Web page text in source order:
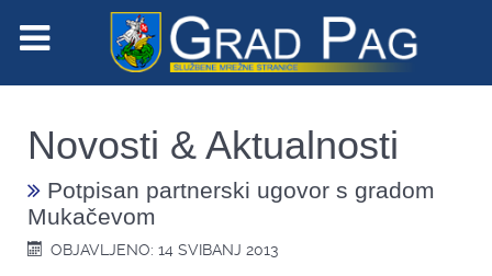
Novosti & Aktualnosti
Potpisan partnerski ugovor s gradom
Mukačevom
OBJAVLJENO: 14 SVIBANJ 2013